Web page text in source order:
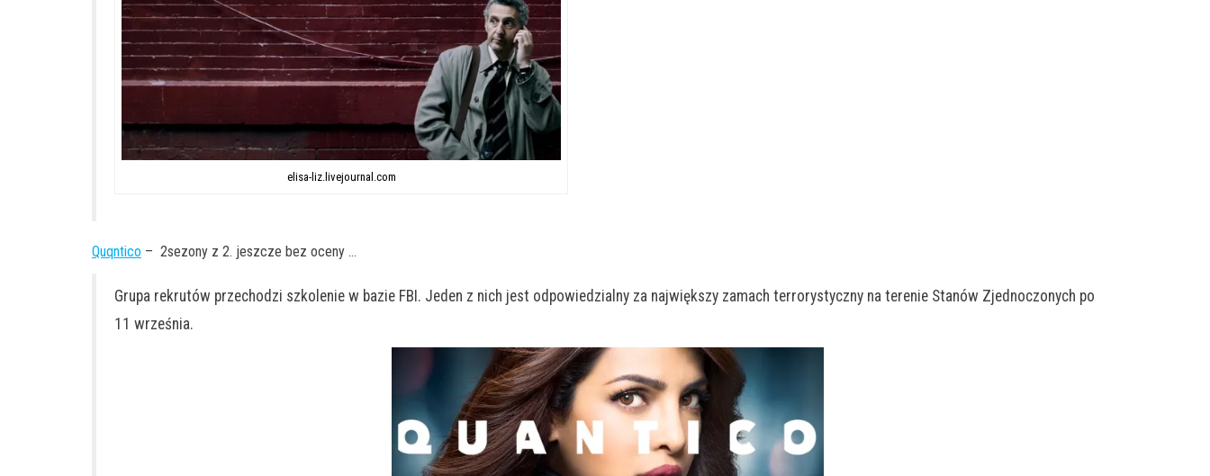
elisa-liz.livejournal.com
Quqntico – 2sezony z 2. jeszcze bez oceny …
Grupa rekrutów przechodzi szkolenie w bazie FBI. Jeden z nich jest odpowiedzialny za największy zamach terrorystyczny na terenie Stanów Zjednoczonych po
11 września.